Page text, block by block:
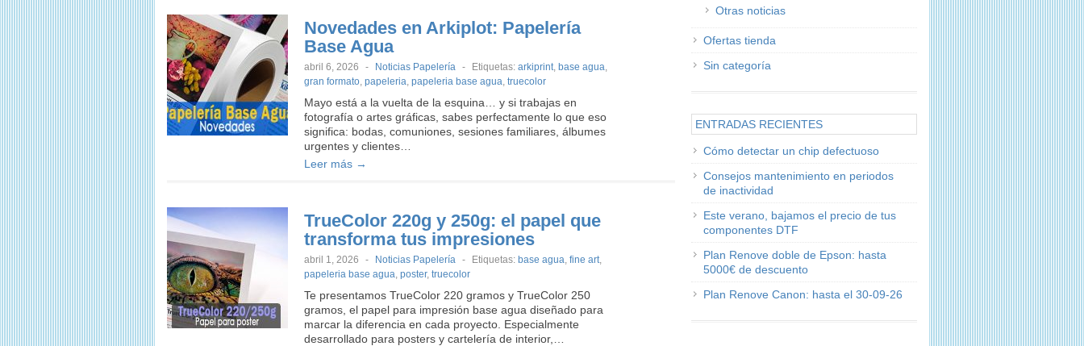
Novedades en Arkiplot: Papelería
Base Agua
abril 6, 2026 - Noticias Papelería - Etiquetas: arkiprint, base agua,
gran formato, papeleria, papeleria base agua, truecolor
Mayo está a la vuelta de la esquina… y si trabajas en
fotografía o artes gráficas, sabes perfectamente lo que eso
significa: bodas, comuniones, sesiones familiares, álbumes
urgentes y clientes…
Leer más →
TrueColor 220g y 250g: el papel que
transforma tus impresiones
abril 1, 2026 - Noticias Papelería - Etiquetas: base agua, fine art,
papeleria base agua, poster, truecolor
Te presentamos TrueColor 220 gramos y TrueColor 250
gramos, el papel para impresión base agua diseñado para
marcar la diferencia en cada proyecto. Especialmente
desarrollado para posters y cartelería de interior,…
Otras noticias
Ofertas tienda
Sin categoría
ENTRADAS RECIENTES
Cómo detectar un chip defectuoso
Consejos mantenimiento en periodos
de inactividad
Este verano, bajamos el precio de tus
componentes DTF
Plan Renove doble de Epson: hasta
5000€ de descuento
Plan Renove Canon: hasta el 30-09-26